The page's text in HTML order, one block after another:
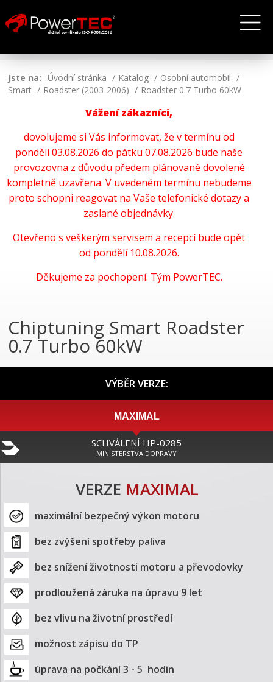
Jste na: Úvodní stránka Katalog
Osobní automobil
Smart
Roadster (2003-2006) Roadster 0.7 Turbo 60kW
Vážení zákazníci,
dovolujeme si Vás informovat, že v termínu od
pondělí 03.08.2026 do pátku 07.08.2026 bude naše
provozovna z důvodu předem plánované dovolené
kompletně uzavřena. V uvedeném termínu nebudeme
proto schopni reagovat na Vaše telefonické dotazy a
zaslané objednávky.
Otevřeno s veškerým servisem a recepcí bude opět
od pondělí 10.08.2026.
Děkujeme za pochopení. Tým PowerTEC.
Chiptuning Smart Roadster
0.7 Turbo 60kW
VÝBĚR VERZE:
MAXIMAL
SCHVÁLENÍ HP-0285
MINISTERSTVA DOPRAVY
VERZE MAXIMAL
maximální bezpečný výkon motoru
bez zvýšení spotřeby paliva
bez snížení životnosti motoru a převodovky
prodloužená záruka na úpravu 9 let
bez vlivu na životní prostředí
možnost zápisu do TP
úprava na počkání 3 - 5  hodin